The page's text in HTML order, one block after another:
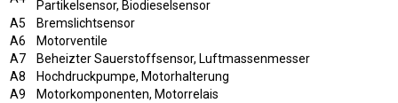
Partikelsensor, Biodieselsensor
A5
Bremslichtsensor
A6
Motorventile
A7
Beheizter Sauerstoffsensor, Luftmassenmesser
A8
Hochdruckpumpe, Motorhalterung
A9
Motorkomponenten, Motorrelais